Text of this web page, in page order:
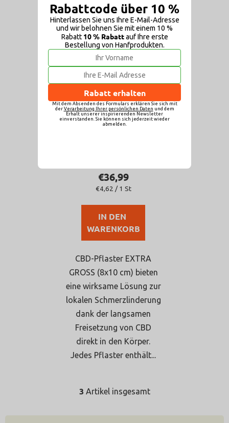
TIPP
CBD Pflaster EXTRA
8 Stück
Produktbewertung
ist
von
5
Sternen.
€36,99
Verkaufspreis:
€4,62 / 1 St
IN DEN
WARENKORB
CBD-Pflaster EXTRA
GROSS (8x10 cm) bieten
eine wirksame Lösung zur
lokalen Schmerzlinderung
dank der langsamen
Freisetzung von CBD
direkt in den Körper.
Jedes Pflaster enthält...
S
3 Artikel insgesamt
Rabattcode über 10 %
Hinterlassen Sie uns Ihre E-Mail-Adresse
und wir belohnen Sie mit einem 10 %
Rabatt 10 % Rabattauf Ihre erste
Bestellung von Hanfprodukten.
Rabatt erhalten
Mit dem Absenden des Formulars erklären Sie sich mit
der Verarbeitung Ihrer persönlichen Daten und dem
Erhalt unserer inspirierenden Newsletter
einverstanden. Sie können sich jederzeit wieder
abmelden.